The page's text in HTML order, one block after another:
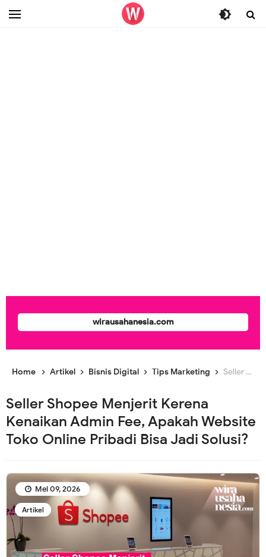
wirausahanesia.com
Home Artikel Bisnis Digital Tips Marketing Seller Shopee Menjerit Kerena Kenaikan Admin Fee, Apakah Website Toko Online Pribadi Bisa Jadi Solusi?
Seller Shopee Menjerit Kerena
Kenaikan Admin Fee, Apakah Website
Toko Online Pribadi Bisa Jadi Solusi?
Artikel
Mei 09, 2026